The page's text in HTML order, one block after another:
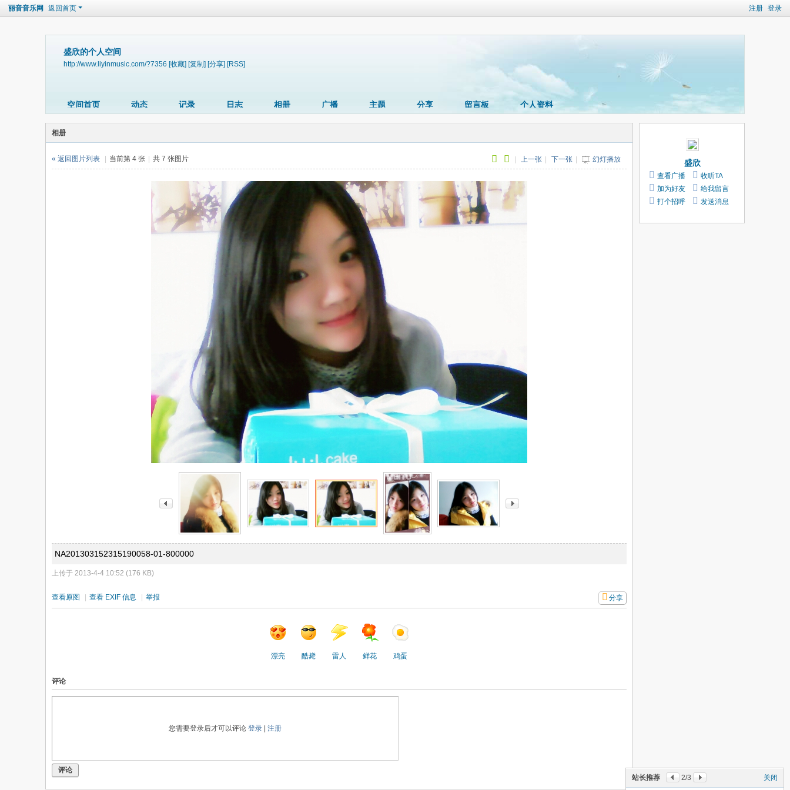
注册 登录
丽音音乐网 返回首页
盛欣的个人空间
http://www.liyinmusic.com/?7356 [收藏] [复制] [分享] [RSS]
空间首页 动态 记录 日志 相册 广播 主题 分享 留言板 个人资料
相册
| 上一张 | 下一张 | 幻灯播放
« 返回图片列表 当前第 4 张 共 7 张图片
NA201303152315190058-01-800000
上传于 2013-4-4 10:52 (176 KB)
分享
查看原图 查看 EXIF 信息 举报
漂亮 酷毙 雷人 鲜花 鸡蛋
评论
您需要登录后才可以评论 登录 注册
评论
盛欣
查看广播
收听TA
加为好友
给我留言
打个招呼
发送消息
关闭
站长推荐 2/3